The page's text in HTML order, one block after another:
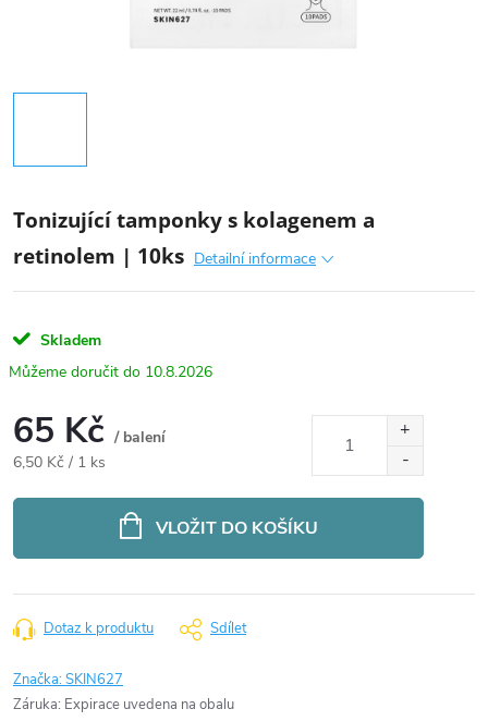
Tonizující tamponky s kolagenem a
retinolem | 10ks Detailní informace
Skladem
10.8.2026
65 Kč / balení
Měrná
6,50 Kč / 1 ks
VLOŽIT DO KOŠÍKU
Dotaz k produktu Sdílet
Značka:SKIN627
Záruka: Expirace uvedena na obalu